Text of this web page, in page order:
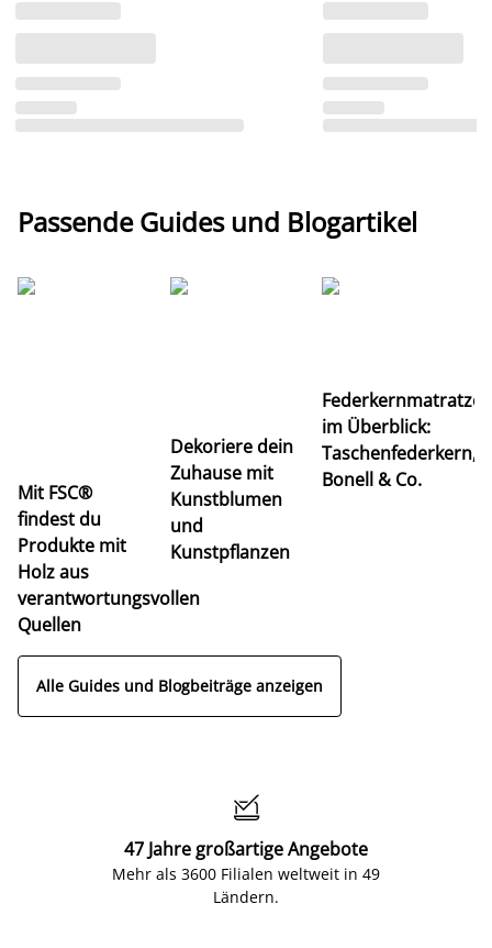
Passende Guides und Blogartikel
Mit FSC®
findest du
Produkte mit
Holz aus
verantwortungsvollen
Quellen
Dekoriere dein
Zuhause mit
Kunstblumen
und
Kunstpflanzen
im Überblick:
Taschenfederkern,
Bonell & Co.
Alle Guides und Blogbeiträge anzeigen

47 Jahre großartige Angebote
Mehr als 3600 Filialen weltweit in 49
Ländern.